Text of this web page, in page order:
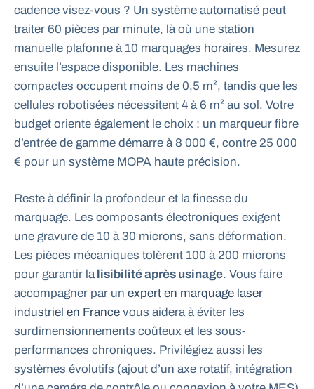
cadence visez-vous ? Un système automatisé peut
traiter 60 pièces par minute, là où une station
manuelle plafonne à 10 marquages horaires. Mesurez
ensuite l’espace disponible. Les machines
compactes occupent moins de 0,5 m², tandis que les
cellules robotisées nécessitent 4 à 6 m² au sol. Votre
budget oriente également le choix : un marqueur fibre
d’entrée de gamme démarre à 8 000 €, contre 25 000
€ pour un système MOPA haute précision.
Reste à définir la profondeur et la finesse du
marquage. Les composants électroniques exigent
une gravure de 10 à 30 microns, sans déformation.
Les pièces mécaniques tolèrent 100 à 200 microns
pour garantir lalisibilité après usinage. Vous faire
accompagner par un expert en marquage laser
industriel en France vous aidera à éviter les
surdimensionnements coûteux et les sous-
performances chroniques. Privilégiez aussi les
systèmes évolutifs (ajout d’un axe rotatif, intégration